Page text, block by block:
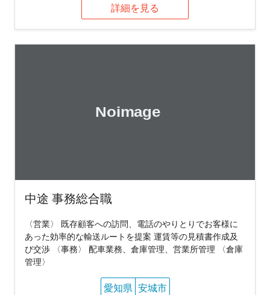
詳細を見る
中途 事務総合職
〈営業〉 既存顧客への訪問、電話のやりとりでお客様に
あった効率的な輸送ルートを提案 運賃等の見積書作成及
び交渉 〈事務〉 配車業務、倉庫管理、営業所管理 〈倉庫
管理〉
愛知県 安城市